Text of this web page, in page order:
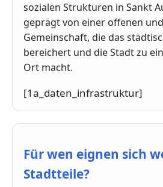
sozialen Strukturen in Sankt
geprägt von einer offenen
Gemeinschaft, die das
bereichert und die Stadt zu
Ort macht.
[1a_daten_infrastruktur]
Für wen eignen sich
Stadtteile?